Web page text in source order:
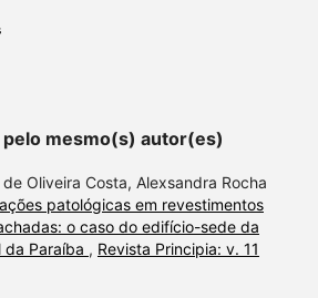
contrasts the cited claim, and
a label indicating in which
section the citation was
made.
mesmo(s) autor(es)
Oliveira Costa, Alexsandra Rocha
patológicas em revestimentos
o caso do edifício-sede da
da Paraíba , Revista Principia: v. 11